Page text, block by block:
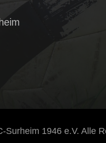
Surheim 1946 e.V. Alle